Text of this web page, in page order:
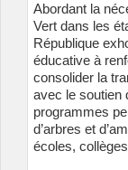
Abordant la
Vert dans les
République
éducative à
consolider la
avec le soutien
programmes
d’arbres et
écoles,